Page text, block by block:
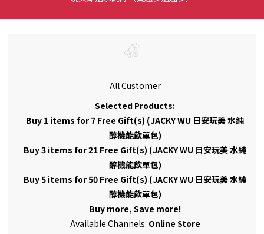
All Customer
Selected Products:
Buy 1 items for 7 Free Gift(s) (JACKY WU 日安玩美 水純
醇機能飲單包)
Buy 3 items for 21 Free Gift(s) (JACKY WU 日安玩美 水純
醇機能飲單包)
Buy 5 items for 50 Free Gift(s) (JACKY WU 日安玩美 水純
醇機能飲單包)
Buy more, Save more!
Available Channels: Online Store